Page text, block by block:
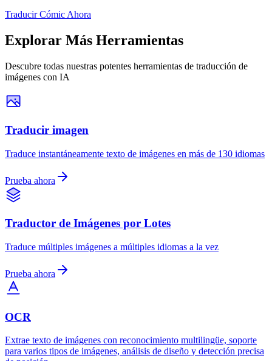
Traducir Cómic Ahora
Explorar Más Herramientas
Descubre todas nuestras potentes herramientas de traducción de
imágenes con IA
Traducir imagen
Traduce instantáneamente texto de imágenes en más de 130 idiomas
Prueba ahora
Traductor de Imágenes por Lotes
Traduce múltiples imágenes a múltiples idiomas a la vez
Prueba ahora
OCR
Extrae texto de imágenes con reconocimiento multilingüe, soporte
para varios tipos de imágenes, análisis de diseño y detección precisa